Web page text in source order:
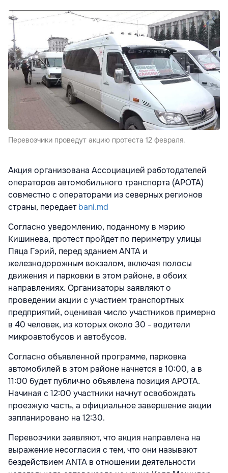
Перевозчики проведут акцию протеста 12 февраля.
Акция организована Ассоциацией работодателей
операторов автомобильного транспорта (APOTA)
совместно с операторами из северных регионов
страны, передаетbani.md
Согласно уведомлению, поданному в мэрию
Кишинева, протест пройдет по периметру улицы
Пяца Гэрий, перед зданием ANTA и
железнодорожным вокзалом, включая полосы
движения и парковки в этом районе, в обоих
направлениях. Организаторы заявляют о
проведении акции с участием транспортных
предприятий, оценивая число участников примерно
в 40 человек, из которых около 30 - водители
микроавтобусов и автобусов.
Согласно объявленной программе, парковка
автомобилей в этом районе начнется в 10:00, а в
11:00 будет публично объявлена позиция APOTA.
Начиная с 12:00 участники начнут освобождать
проезжую часть, а официальное завершение акции
запланировано на 12:30.
Перевозчики заявляют, что акция направлена на
выражение несогласия с тем, что они называют
бездействием ANTA в отношении деятельности